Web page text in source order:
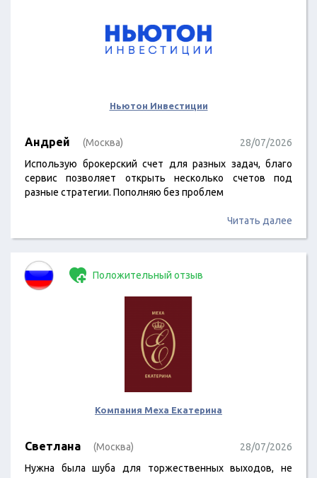
Ньютон Инвестиции
Андрей (Москва)
28/07/2026
Использую брокерский счет для разных задач, благо
сервис позволяет открыть несколько счетов под
разные стратегии. Пополняю без проблем
Читать далее
Положительный отзыв
Компания Меха Екатерина
Светлана (Москва)
28/07/2026
Нужна была шуба для торжественных выходов, не